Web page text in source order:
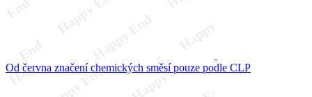
Od června značení chemických směsí pouze podle CLP